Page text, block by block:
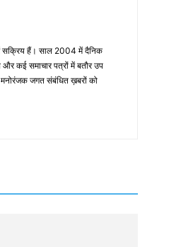
सक्रिय हैं। साल 2004 में दैनिक
कई समाचार पत्रों में बतौर उप
जगत संबंधित ख़बरों को